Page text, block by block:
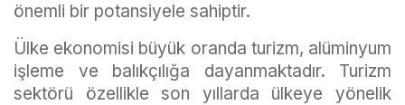
önemli bir potansiyele sahiptir.
Ülke ekonomisi büyük oranda turizm, alüminyum
işleme ve balıkçılığa dayanmaktadır. Turizm
sektörü özellikle son yıllarda ülkeye yönelik